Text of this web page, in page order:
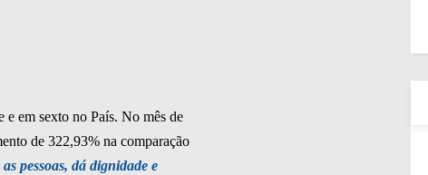
em sexto no País. No mês de
de 322,93% na comparação
pessoas, dá dignidade e